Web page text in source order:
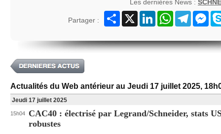
Les dernières News :
Partager :
Partager
X LinkedInWhatsAppTelegram
Actualités du Web antérieur au Jeudi 17 juillet 2025,
Jeudi 17 juillet 2025
15h04
CAC40 : électrisé par Legrand/Schneider, stats
robustes